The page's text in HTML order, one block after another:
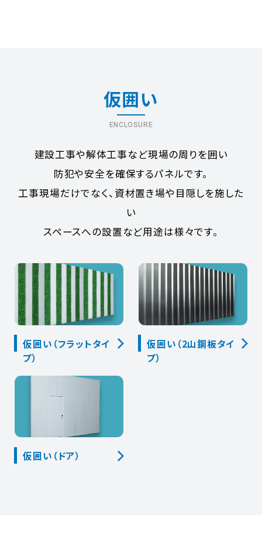
仮囲い
ENCLOSURE
建設工事や解体工事など現場の周りを囲い
防犯や安全を確保するパネルです。
工事現場だけでなく、資材置き場や目隠しを施した
い
スペースへの設置など用途は様々です。
仮囲い（フラットタイ
プ）
仮囲い（2山鋼板タイ
プ）
仮囲い（ドア）